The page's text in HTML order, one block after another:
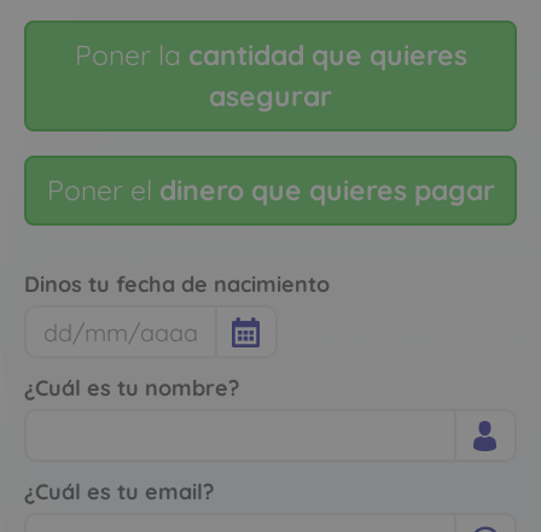
Poner la cantidad que quieres
asegurar
Poner el dinero que quieres pagar
Dinos tu fecha de nacimiento
¿Cuál es tu nombre?
¿Cuál es tu email?